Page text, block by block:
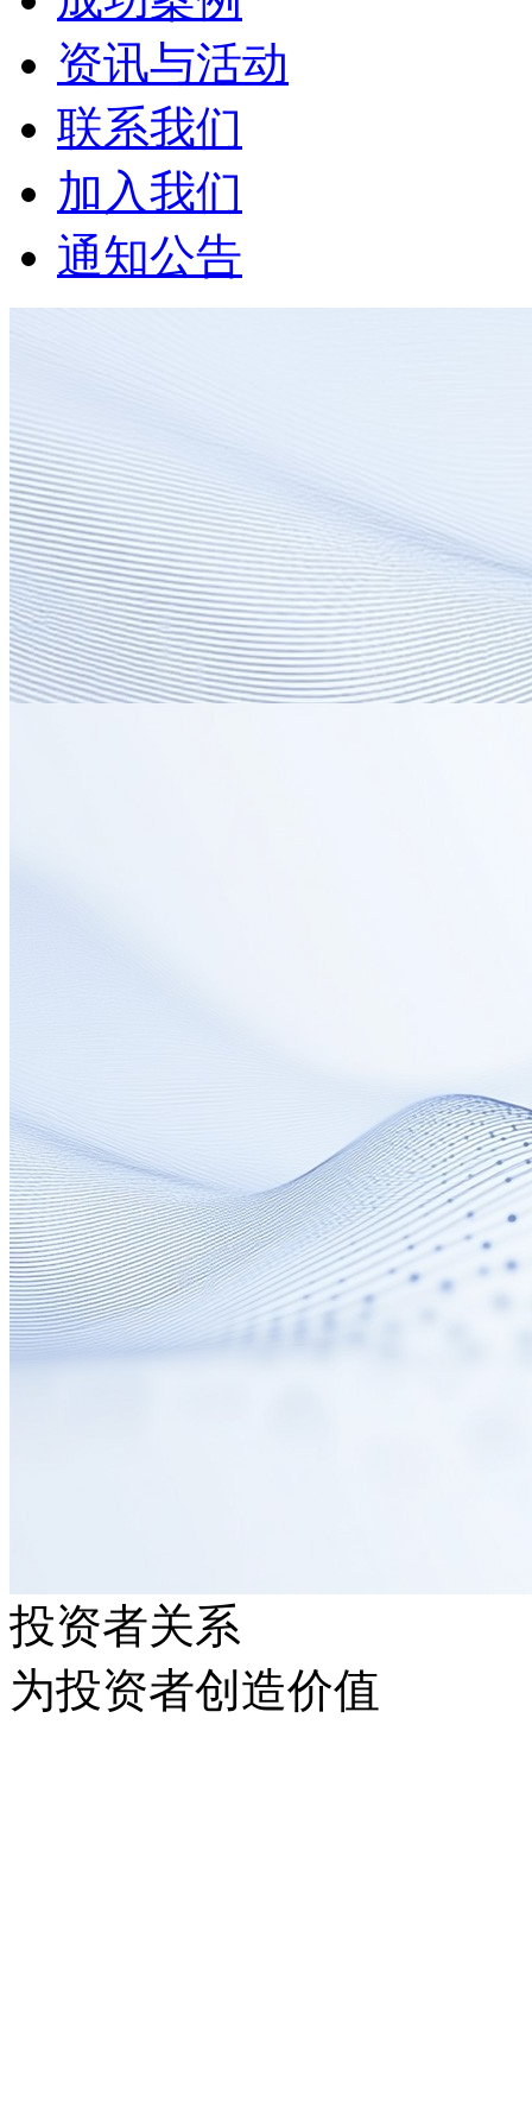
资讯与活动
联系我们
加入我们
通知公告
投资者关系
为投资者创造价值